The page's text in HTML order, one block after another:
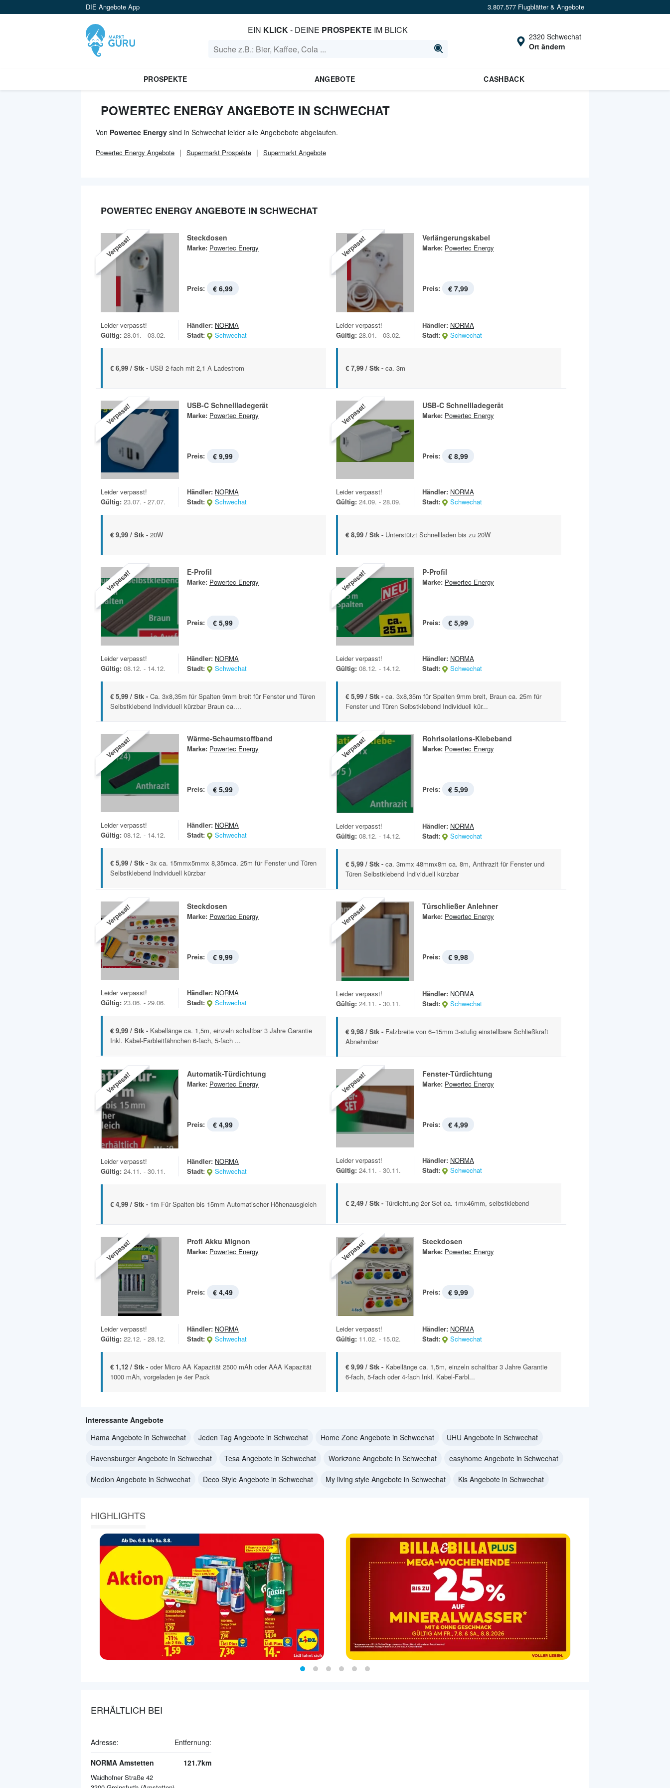
DIE Angebote App 3.807.577 Flugblätter & Angebote
EIN KLICK- DEINE PROSPEKTE IM BLICK
2320 Schwechat
Ort ändern
PROSPEKTE ANGEBOTE CASHBACK
POWERTEC ENERGY ANGEBOTE IN SCHWECHAT
Von Powertec Energy sind in Schwechat leider alle Angebebote abgelaufen.
Powertec Energy Angebote Supermarkt Prospekte Supermarkt Angebote
POWERTEC ENERGY ANGEBOTE IN SCHWECHAT
Verpasst! Steckdosen
Marke: Powertec Energy
Preis: € 6,99
Leider verpasst!
Gültig: 28.01. - 03.02.
Händler: NORMA
Stadt:
Schwechat
€ 6,99 / Stk - USB 2-fach mit 2,1 A Ladestrom
Verpasst! Verlängerungskabel
Marke: Powertec Energy
Preis: € 7,99
Leider verpasst!
Gültig: 28.01. - 03.02.
Händler: NORMA
Stadt:
Schwechat
€ 7,99 / Stk - ca. 3m
Verpasst! USB-C Schnellladegerät
Marke: Powertec Energy
Preis: € 9,99
Leider verpasst!
Gültig: 23.07. - 27.07.
Händler: NORMA
Stadt:
Schwechat
€ 9,99 / Stk - 20W
Verpasst! USB-C Schnellladegerät
Marke: Powertec Energy
Preis: € 8,99
Leider verpasst!
Gültig: 24.09. - 28.09.
Händler: NORMA
Stadt:
Schwechat
€ 8,99 / Stk - Unterstützt Schnellladen bis zu 20W
Verpasst! E-Profil
Marke: Powertec Energy
Preis: € 5,99
Leider verpasst!
Gültig: 08.12. - 14.12.
Händler: NORMA
Stadt:
Schwechat
€ 5,99 / Stk - Ca. 3x8,35m für Spalten 9mm breit für Fenster und Türen
Selbstklebend Individuell kürzbar Braun ca....
Verpasst! P-Profil
Marke: Powertec Energy
Preis: € 5,99
Leider verpasst!
Gültig: 08.12. - 14.12.
Händler: NORMA
Stadt:
Schwechat
€ 5,99 / Stk - ca. 3x8,35m für Spalten 9mm breit, Braun ca. 25m für
Fenster und Türen Selbstklebend Individuell kür...
Verpasst! Wärme-Schaumstoffband
Marke: Powertec Energy
Preis: € 5,99
Leider verpasst!
Gültig: 08.12. - 14.12.
Händler: NORMA
Stadt:
Schwechat
€ 5,99 / Stk - 3x ca. 15mmx5mmx 8,35mca. 25m für Fenster und Türen
Selbstklebend Individuell kürzbar
Verpasst! Rohrisolations-Klebeband
Marke: Powertec Energy
Preis: € 5,99
Leider verpasst!
Gültig: 08.12. - 14.12.
Händler: NORMA
Stadt:
Schwechat
€ 5,99 / Stk - ca. 3mmx 48mmx8m ca. 8m, Anthrazit für Fenster und
Türen Selbstklebend Individuell kürzbar
Verpasst! Steckdosen
Marke: Powertec Energy
Preis: € 9,99
Leider verpasst!
Gültig: 23.06. - 29.06.
Händler: NORMA
Stadt:
Schwechat
€ 9,99 / Stk - Kabellänge ca. 1,5m, einzeln schaltbar 3 Jahre Garantie
Inkl. Kabel-Farbleitfähnchen 6-fach, 5-fach ...
Verpasst! Türschließer Anlehner
Marke: Powertec Energy
Preis: € 9,98
Leider verpasst!
Gültig: 24.11. - 30.11.
Händler: NORMA
Stadt:
Schwechat
€ 9,98 / Stk - Falzbreite von 6–15mm 3-stufig einstellbare Schließkraft
Abnehmbar
Verpasst! Automatik-Türdichtung
Marke: Powertec Energy
Preis: € 4,99
Leider verpasst!
Gültig: 24.11. - 30.11.
Händler: NORMA
Stadt:
Schwechat
€ 4,99 / Stk - 1m Für Spalten bis 15mm Automatischer Höhenausgleich
Verpasst! Fenster-Türdichtung
Marke: Powertec Energy
Preis: € 4,99
Leider verpasst!
Gültig: 24.11. - 30.11.
Händler: NORMA
Stadt:
Schwechat
€ 2,49 / Stk - Türdichtung 2er Set ca. 1mx46mm, selbstklebend
Verpasst! Profi Akku Mignon
Marke: Powertec Energy
Preis: € 4,49
Leider verpasst!
Gültig: 22.12. - 28.12.
Händler: NORMA
Stadt:
Schwechat
€ 1,12 / Stk - oder Micro AA Kapazität 2500 mAh oder AAA Kapazität
1000 mAh, vorgeladen je 4er Pack
Verpasst! Steckdosen
Marke: Powertec Energy
Preis: € 9,99
Leider verpasst!
Gültig: 11.02. - 15.02.
Händler: NORMA
Stadt:
Schwechat
€ 9,99 / Stk - Kabellänge ca. 1,5m, einzeln schaltbar 3 Jahre Garantie
6-fach, 5-fach oder 4-fach Inkl. Kabel-Farbl...
Interessante Angebote
Hama Angebote in Schwechat
Jeden Tag Angebote in Schwechat Home Zone Angebote in Schwechat UHU Angebote in Schwechat
Ravensburger Angebote in Schwechat Tesa Angebote in Schwechat Workzone Angebote in Schwechat easyhome Angebote in Schwechat
Medion Angebote in Schwechat Deco Style Angebote in Schwechat My living style Angebote in Schwechat Kis Angebote in Schwechat
HIGHLIGHTS
ERHÄLTLICH BEI
Adresse: Entfernung:
NORMA Amstetten
Waidhofner Straße 42
121.7km